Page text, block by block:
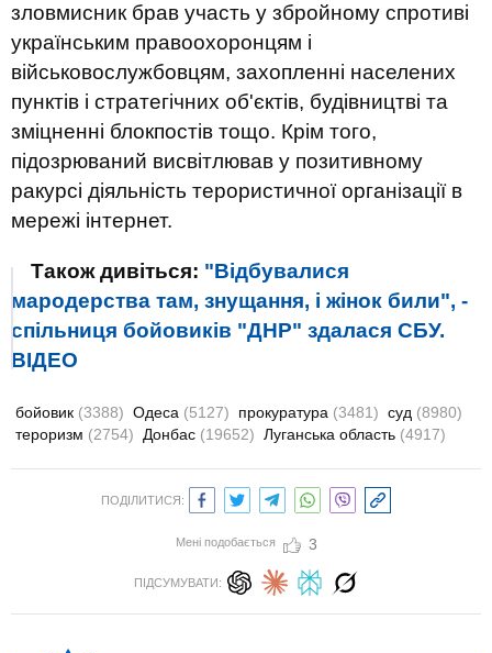
зловмисник брав участь у збройному спротиві
українським правоохоронцям і
військовослужбовцям, захопленні населених
пунктів і стратегічних об'єктів, будівництві та
зміцненні блокпостів тощо. Крім того,
підозрюваний висвітлював у позитивному
ракурсі діяльність терористичної організації в
мережі інтернет.
Також дивіться: "Відбувалися
мародерства там, знущання, і жінок били", -
спільниця бойовиків "ДНР" здалася СБУ.
ВIДЕО
бойовик (3388) Одеса (5127) прокуратура (3481) суд (8980)
тероризм (2754) Донбас (19652) Луганська область (4917)
ПОДІЛИТИСЯ:
Мені подобається 3
ПІДСУМУВАТИ: